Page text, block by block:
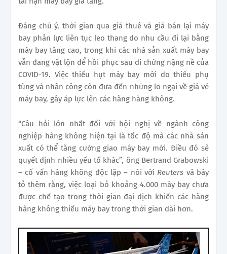
Đáng chú ý, thời gian qua giá thuê và giá bán lại máy
bay phản lực liên tục leo thang do nhu cầu đi lại bằng
máy bay tăng cao, trong khi các nhà sản xuất máy bay
vẫn đang vật lộn để hồi phục sau di chứng nặng nề của
COVID-19. Việc thiếu hụt máy bay mới do thiếu phụ
tùng và nhân công còn đưa đến những lo ngại về giá vé
máy bay, gây áp lực lên các hãng hàng không.
“Câu hỏi lớn nhất đối với hội nghị về ngành công
nghiệp hàng không hiện tại là tốc độ mà các nhà sản
xuất có thể tăng cường giao máy bay mới. Điều đó sẽ
quyết định nhiều yếu tố khác”, ông Bertrand Grabowski
– cố vấn hàng không độc lập – nói với Reuters và bày
tỏ thêm rằng, việc loại bỏ khoảng 4.000 máy bay chưa
được chế tạo trong thời gian đại dịch khiến các hãng
hàng không thiếu máy bay trong thời gian dài hơn.